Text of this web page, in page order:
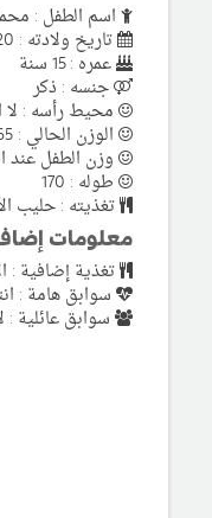
اسم الطفل :
تاريخ ولادته : 20_11_2002
عمره : 15 سنة
جنسه : ذكر
محيط رأسه :
الوزن الحالي : 65
وزن الطفل عند
طوله : 170
تغذيته : حليب
معلومات
تغذية إضافية :
سوابق هامة :
سوابق عائلية :